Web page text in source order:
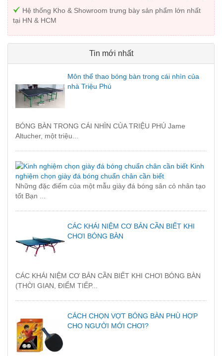
Hệ thống Kho & Showroom trưng bày sản phẩm lớn nhất
tại HN & HCM
Tin mới nhất
Môn thể thao bóng bàn trong cái nhìn của
nhà Triệu Phú
BÓNG BÀN TRONG CÁI NHÌN CỦA TRIỆU PHÚ Jame
Altucher, một triệu...
Kinh
nghiệm chọn giày đá bóng chuẩn chân cần biết
Những đặc điểm của một mẫu giày đá bóng sân cỏ nhân tạo
tốt Bạn ...
CÁC KHÁI NIỆM CƠ BẢN CẦN BIẾT KHI
CHƠI BÓNG BÀN
CÁC KHÁI NIỆM CƠ BẢN CẦN BIẾT KHI CHƠI BÓNG BÀN
(THỜI GIAN, ĐIỂM TIẾP...
CÁCH CHỌN VỢT BÓNG BÀN PHÙ HỢP
CHO NGƯỜI MỚI CHƠI?